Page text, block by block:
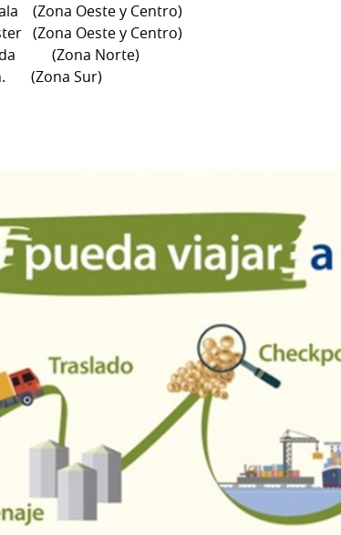
(Zona Oeste y Centro)
(Zona Oeste y Centro)
(Zona Norte)
(Zona Sur)